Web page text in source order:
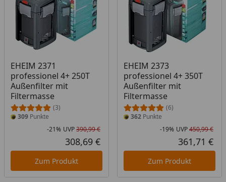
EHEIM 2371
professionel 4+ 250T
Außenfilter mit
Filtermasse
(3)
309 Punkte
Rabatt in Prozent
-21%
Ursprünglicher Preis
UVP390,99 €
Aktueller Preis
308,69 €
Zum Produkt
EHEIM 2373
professionel 4+ 350T
Außenfilter mit
Filtermasse
(6)
362Punkte
-19% UVP450,99 €
361,71 €
Zum Produkt